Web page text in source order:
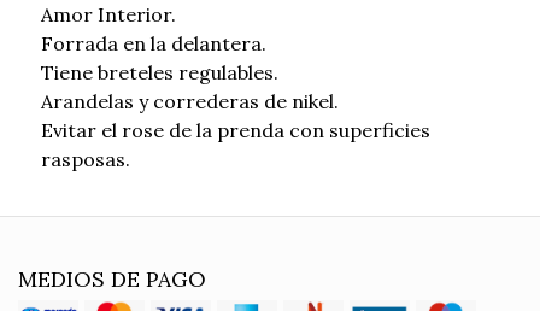
Amor Interior.
Forrada en la delantera.
Tiene breteles regulables.
Arandelas y correderas de nikel.
Evitar el rose de la prenda con superficies
rasposas.
MEDIOS DE PAGO